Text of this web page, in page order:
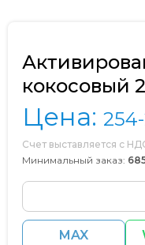
кокосовый
Цена:
Счет выставляется с
Минимальный заказ:
MAX